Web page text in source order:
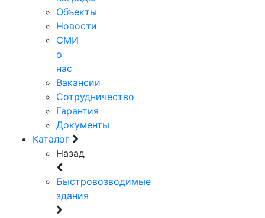
Объекты
Новости
СМИ
о
нас
Вакансии
Сотрудничество
Гарантия
Документы
Каталог
Назад
Быстровозводимые
здания